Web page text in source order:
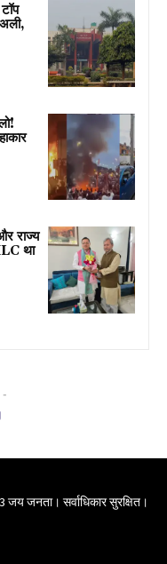
राज्य
था
-
जनता। सर्वाधिकार सुरक्षित।